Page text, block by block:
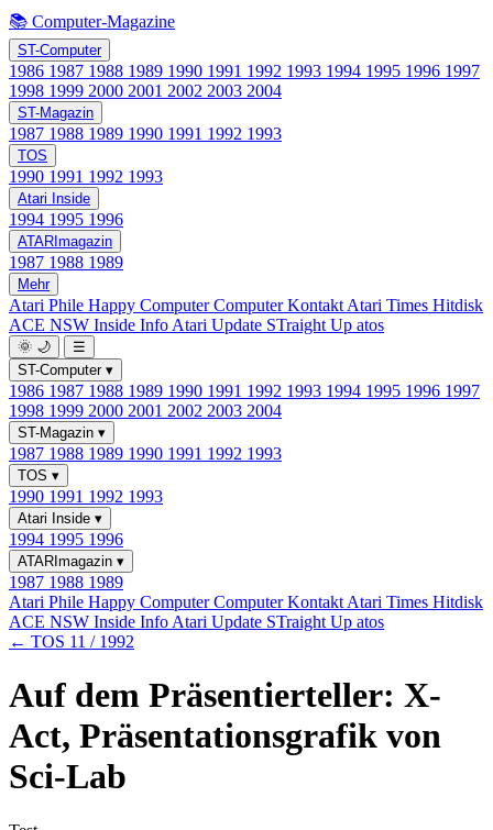
📚 Computer-Magazine
ST-Computer
1986 1987 1988 1989 1990 1991 1992 1993 1994 1995 1996 1997
1998 1999 2000 2001 2002 2003 2004
ST-Magazin
1987 1988 1989 1990 1991 1992 1993
TOS
1990 1991 1992 1993
Atari Inside
1994 1995 1996
ATARImagazin
1987 1988 1989
Mehr
Atari Phile Happy ComputerComputer Kontakt Atari Times Hitdisk
ACE NSW Inside Info Atari Update STraight Up atos
🌞 🌙
☰
ST-Computer ▾
1986 1987 1988 1989 1990 1991 1992 1993 1994 1995 1996 1997
1998 1999 2000 2001 2002 2003 2004
ST-Magazin ▾
1987 1988 1989 1990 1991 1992 1993
TOS ▾
1990 1991 1992 1993
Atari Inside ▾
1994 1995 1996
ATARImagazin ▾
1987 1988 1989
Atari Phile Happy ComputerComputer Kontakt Atari Times Hitdisk
ACE NSW Inside Info Atari Update STraight Up atos
← TOS 11 / 1992
Auf dem Präsentierteller: X-
Act, Präsentationsgrafik von
Sci-Lab